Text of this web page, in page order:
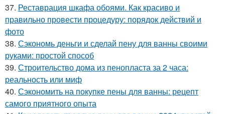
37. Реставрация шкафа обоями. Как красиво и
правильно провести процедуру: порядок действий и
фото
38. Сэкономь деньги и сделай пену для ванны своими
руками: простой способ
39. Строительство дома из пенопласта за 2 часа:
реальность или миф
40. Сэкономить на покупке пены для ванны: рецепт
самого приятного опыта